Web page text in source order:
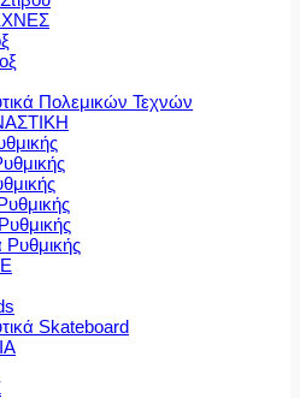
Πολεμικών Τεχνών
Ρυθμικής
Skateboard